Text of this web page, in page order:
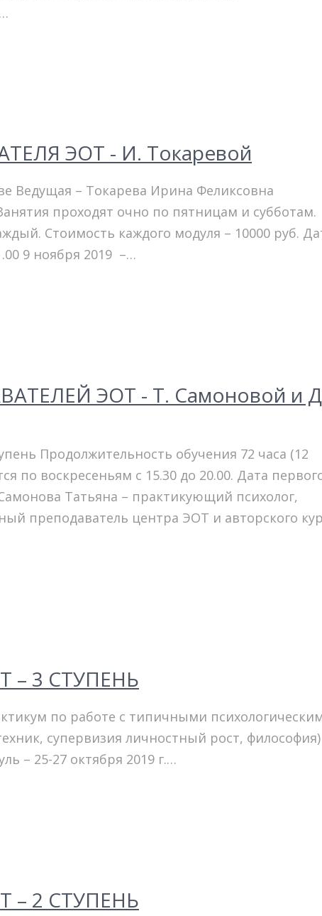
ЭОТ - И. Токаревой
Ведущая – Токарева Ирина Феликсовна
проходят очно по пятницам и субботам.
Стоимость каждого модуля – 10000 руб.
9 ноября 2019 –…
ЭОТ - Т. Самоновой и
Продолжительность обучения 72 часа (12
по воскресеньям с 15.30 до 20.00. Дата
Татьяна – практикующий психолог,
преподаватель центра ЭОТ и авторского
– 3 СТУПЕНЬ
по работе с типичными
супервизия личностный рост,
2019 г.…
– 2 СТУПЕНЬ